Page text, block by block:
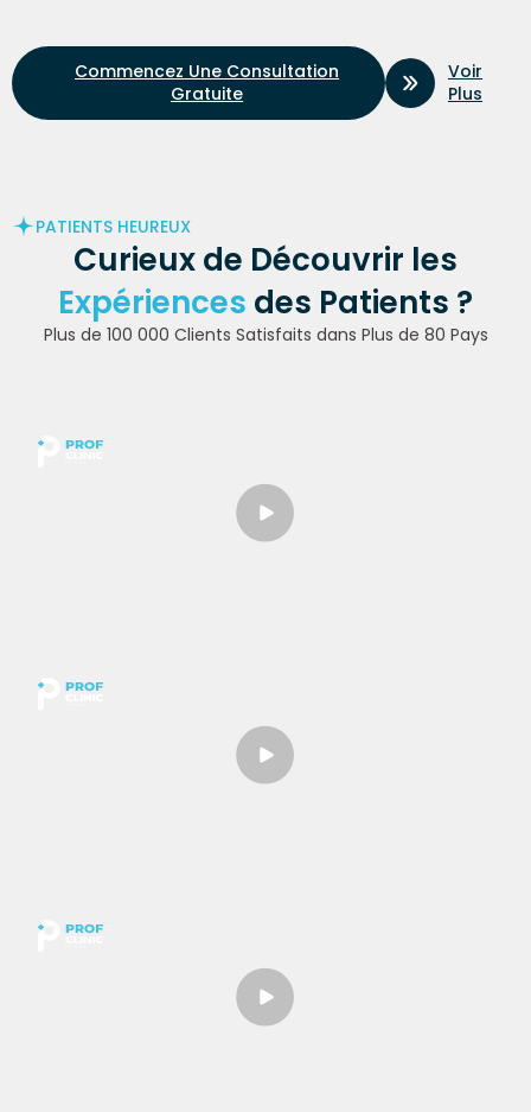
Commencez Une Consultation
Gratuite
Voir
Plus
PATIENTS HEUREUX
Curieux de Découvrir les
Expériences des Patients ?
Plus de 100 000 Clients Satisfaits dans Plus de 80 Pays